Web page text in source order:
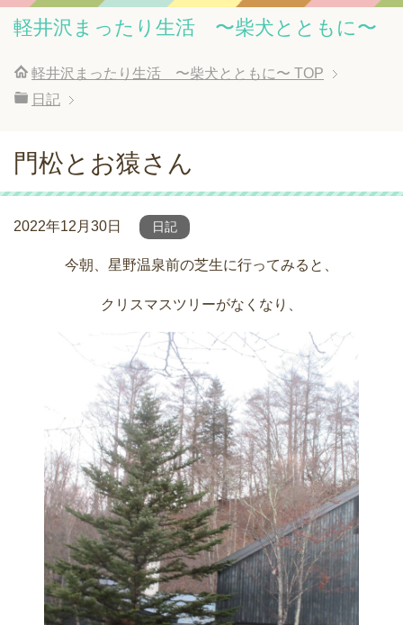
軽井沢まったり生活 〜柴犬とともに〜
軽井沢まったり生活 〜柴犬とともに〜 TOP
日記
門松とお猿さん
2022年12月30日 日記
今朝、星野温泉前の芝生に行ってみると、
クリスマスツリーがなくなり、